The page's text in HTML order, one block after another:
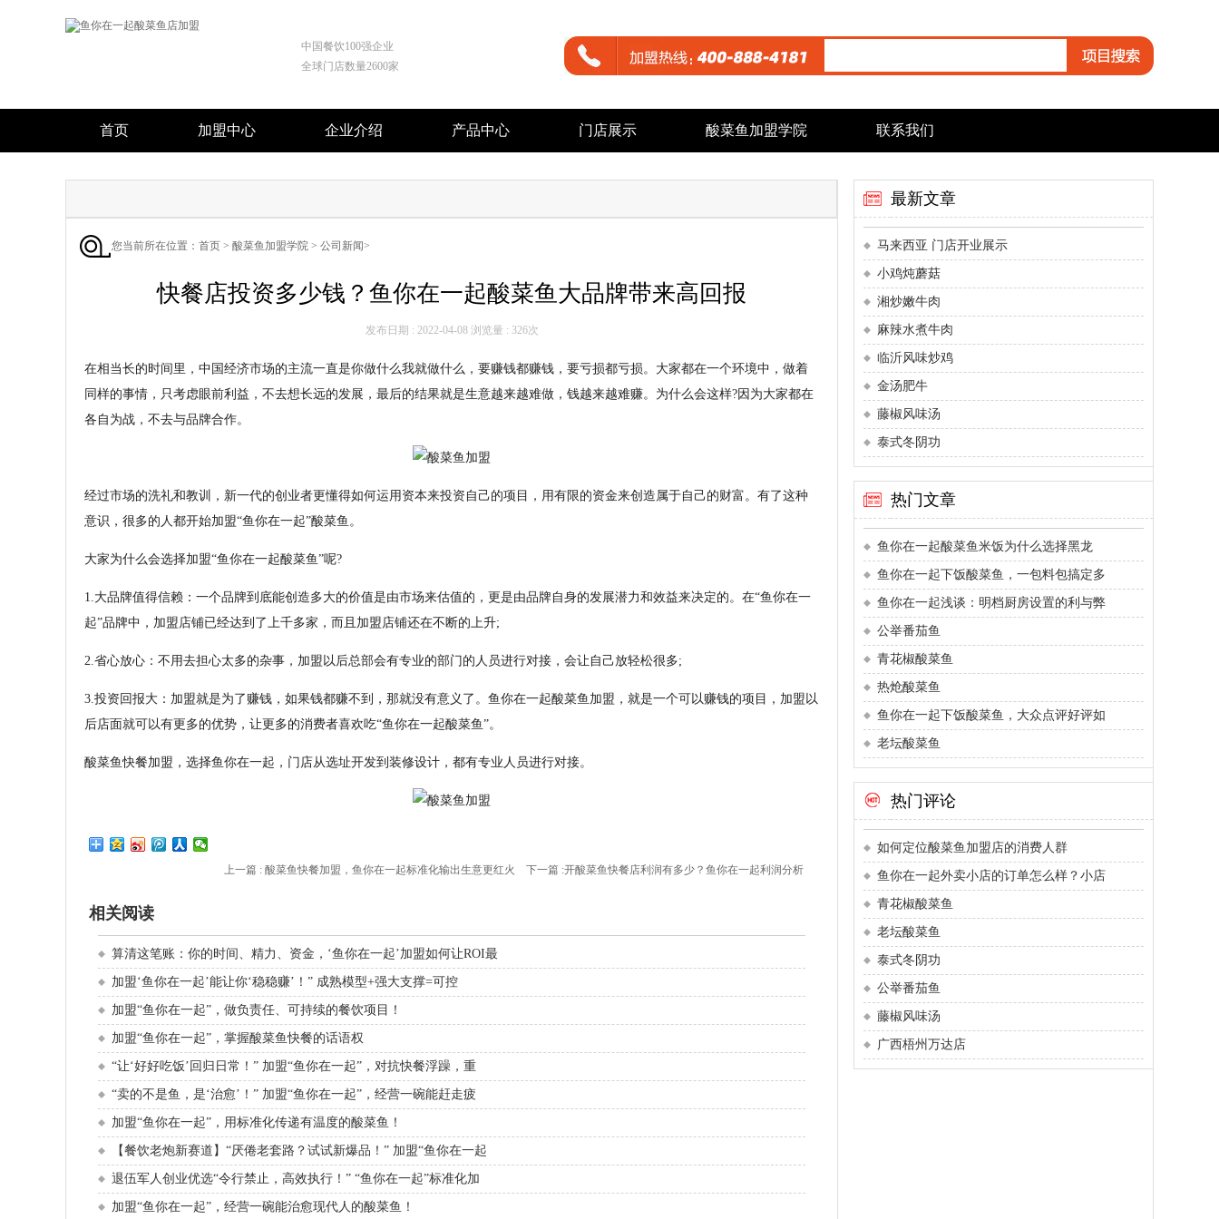
中国餐饮100强企业
全球门店数量2600家
首页 加盟中心 企业介绍 产品中心 门店展示 酸菜鱼加盟学院 联系我们
您当前所在位置： 首页 > 酸菜鱼加盟学院 > 公司新闻>
快餐店投资多少钱？鱼你在一起酸菜鱼大品牌带来高回报
发布日期 : 2022-04-08 浏览量 : 326次
在相当长的时间里，中国经济市场的主流一直是你做什么我就做什么，要赚钱都赚钱，要亏损都亏损。大家都在一个环境中，做着
同样的事情，只考虑眼前利益，不去想长远的发展，最后的结果就是生意越来越难做，钱越来越难赚。为什么会这样?因为大家都在
各自为战，不去与品牌合作。
经过市场的洗礼和教训，新一代的创业者更懂得如何运用资本来投资自己的项目，用有限的资金来创造属于自己的财富。有了这种
意识，很多的人都开始加盟“鱼你在一起”酸菜鱼。
大家为什么会选择加盟“鱼你在一起酸菜鱼”呢?
1.大品牌值得信赖：一个品牌到底能创造多大的价值是由市场来估值的，更是由品牌自身的发展潜力和效益来决定的。在“鱼你在一
起”品牌中，加盟店铺已经达到了上千多家，而且加盟店铺还在不断的上升;
2.省心放心：不用去担心太多的杂事，加盟以后总部会有专业的部门的人员进行对接，会让自己放轻松很多;
3.投资回报大：加盟就是为了赚钱，如果钱都赚不到，那就没有意义了。鱼你在一起酸菜鱼加盟，就是一个可以赚钱的项目，加盟以
后店面就可以有更多的优势，让更多的消费者喜欢吃“鱼你在一起酸菜鱼”。
酸菜鱼快餐加盟，选择鱼你在一起，门店从选址开发到装修设计，都有专业人员进行对接。
上一篇 : 酸菜鱼快餐加盟，鱼你在一起标准化输出生意更红火 下一篇 :开酸菜鱼快餐店利润有多少？鱼你在一起利润分析
相关阅读
算清这笔账：你的时间、精力、资金，‘鱼你在一起’加盟如何让ROI最
加盟‘鱼你在一起’能让你‘稳稳赚’！” 成熟模型+强大支撑=可控
加盟“鱼你在一起”，做负责任、可持续的餐饮项目！
加盟“鱼你在一起”，掌握酸菜鱼快餐的话语权
“让‘好好吃饭’回归日常！” 加盟“鱼你在一起”，对抗快餐浮躁，重
“卖的不是鱼，是‘治愈’！” 加盟“鱼你在一起”，经营一碗能赶走疲
加盟“鱼你在一起”，用标准化传递有温度的酸菜鱼！
【餐饮老炮新赛道】“厌倦老套路？试试新爆品！” 加盟“鱼你在一起
退伍军人创业优选“令行禁止，高效执行！” “鱼你在一起”标准化加
加盟“鱼你在一起”，经营一碗能治愈现代人的酸菜鱼！
最新文章
马来西亚 门店开业展示
小鸡炖蘑菇
湘炒嫩牛肉
麻辣水煮牛肉
临沂风味炒鸡
金汤肥牛
藤椒风味汤
泰式冬阴功
热门文章
鱼你在一起酸菜鱼米饭为什么选择黑龙
鱼你在一起下饭酸菜鱼，一包料包搞定多
鱼你在一起浅谈：明档厨房设置的利与弊
公举番茄鱼
青花椒酸菜鱼
热炝酸菜鱼
鱼你在一起下饭酸菜鱼，大众点评好评如
老坛酸菜鱼
热门评论
如何定位酸菜鱼加盟店的消费人群
鱼你在一起外卖小店的订单怎么样？小店
青花椒酸菜鱼
老坛酸菜鱼
泰式冬阴功
公举番茄鱼
藤椒风味汤
广西梧州万达店